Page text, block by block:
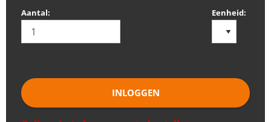
Aantal: Eenheid:
INLOGGEN